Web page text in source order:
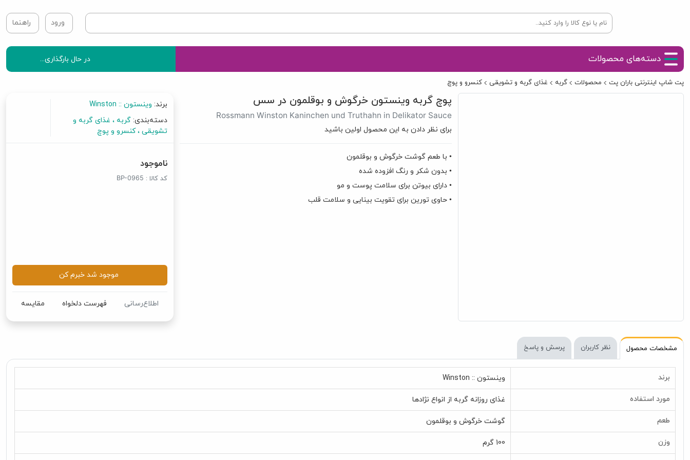
ورود راهنما
دسته‌های محصولات در حال بارگذاری...
پت شاپ اینترنتی باران پت محصولات گربه غذای گربه و تشویقی کنسرو و پوچ
پوچ گربه وینستون خرگوش و بوقلمون در سس
Rossmann Winston Kaninchen und Truthahn in Delikator Sauce
برای نظر دادن به این محصول اولین باشید
• با طعم گوشت خرگوش و بوقلمون
• بدون شکر و رنگ افزوده شده
• دارای بیوتن برای سلامت پوست و مو
• حاوی تورین برای تقویت بینایی و سلامت قلب
برند: وینستون :: Winston
دسته‌بندی:گربه غذای گربه و
تشویقی کنسرو و پوچ
ناموجود
کد کالا : BP-0965
موجود شد خبرم کن
اطلاع‌رسانی فهرست دلخواه مقایسه
مشخصات محصول نظر کاربران پرسش و پاسخ
برند وینستون :: Winston
مورد استفاده غذای روزانه گربه از انواع نژادها
طعم گوشت خرگوش و بوقلمون
وزن 100 گرم